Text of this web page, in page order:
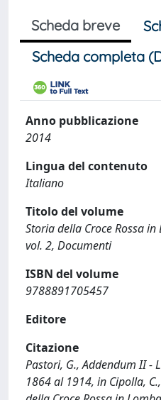
Scheda breve
Scheda completa
Anno pubblicazione
2014
Lingua del contenuto
Italiano
Titolo del volume
Storia della Croce Rossa
vol. 2, Documenti
ISBN del volume
9788891705457
Editore
Citazione
Pastori, G., Addendum II -
1864 al 1914, in Cipolla,